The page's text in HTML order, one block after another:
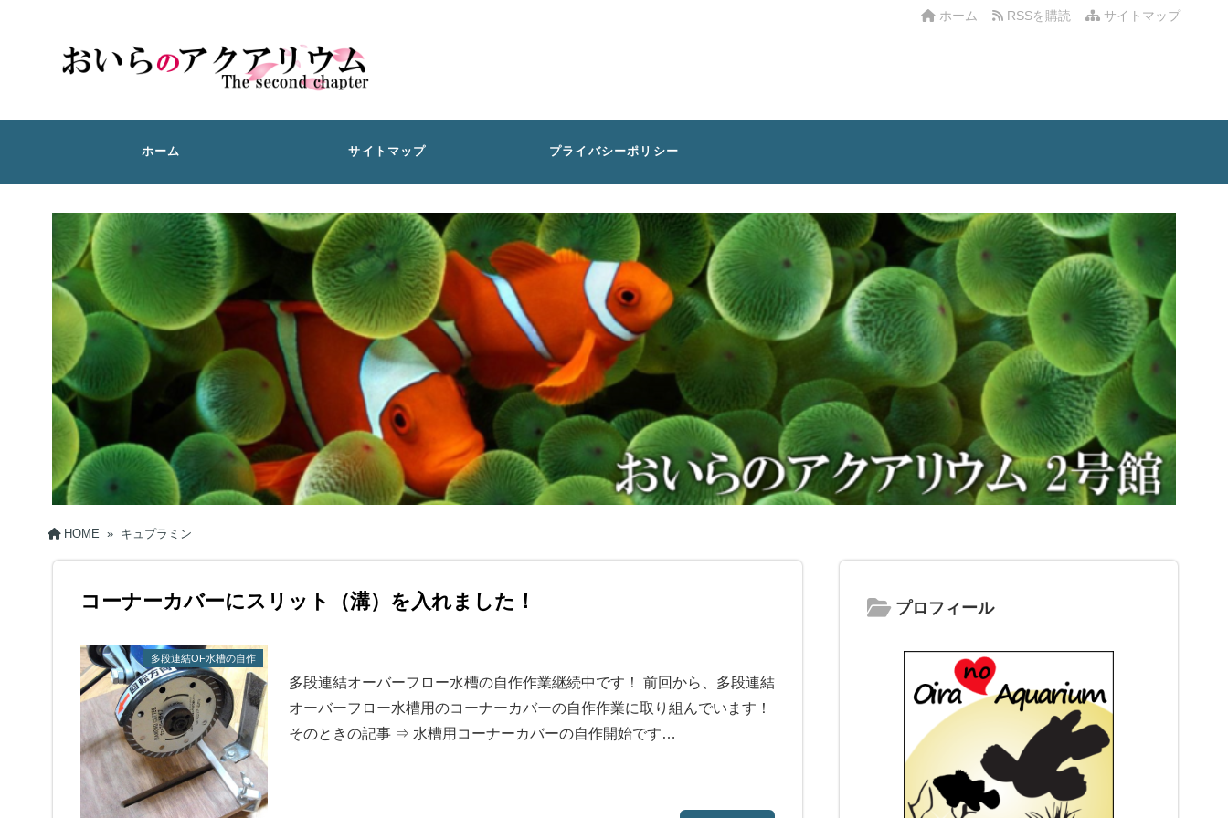
サイトマップ
RSSを購読
ホーム
ホーム サイトマップ プライバシーポリシー
HOME » キュプラミン
コーナーカバーにスリット（溝）を入れました！
多段連結OF水槽の自作
多段連結オーバーフロー水槽の自作作業継続中です！ 前回から、多段連結
オーバーフロー水槽用のコーナーカバーの自作作業に取り組んでいます！
そのときの記事 ⇒ 水槽用コーナーカバーの自作開始です…
プロフィール